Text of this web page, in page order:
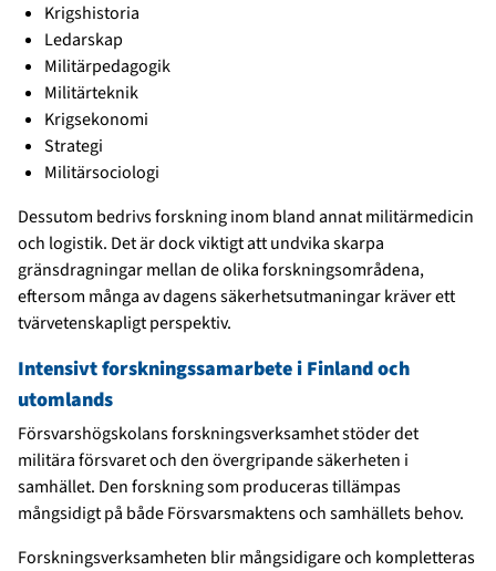
Krigshistoria
Ledarskap
Militärpedagogik
Militärteknik
Krigsekonomi
Strategi
Militärsociologi
Dessutom bedrivs forskning inom bland annat militärmedicin
och logistik. Det är dock viktigt att undvika skarpa
gränsdragningar mellan de olika forskningsområdena,
eftersom många av dagens säkerhetsutmaningar kräver ett
tvärvetenskapligt perspektiv.
Intensivt forskningssamarbete i Finland och
utomlands
Försvarshögskolans forskningsverksamhet stöder det
militära försvaret och den övergripande säkerheten i
samhället. Den forskning som produceras tillämpas
mångsidigt på både Försvarsmaktens och samhällets behov.
Forskningsverksamheten blir mångsidigare och kompletteras